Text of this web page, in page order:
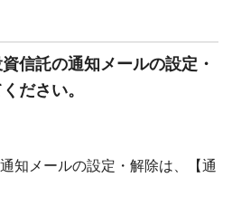
資信託の通知メールの設定・
ださい。
知メールの設定・解除は、【通